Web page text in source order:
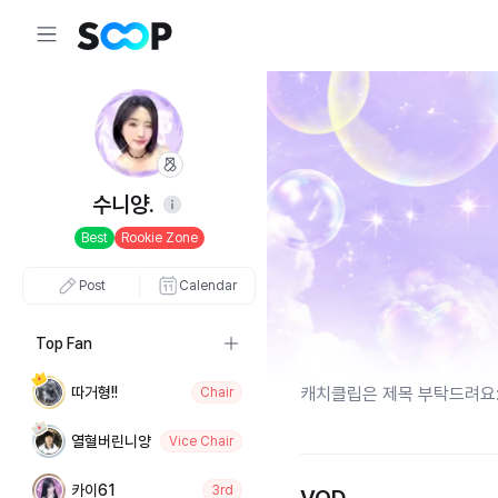
수니양.
Best Rookie Zone
Post Calendar
Top Fan
따거형!! Chair
열혈버린니양 Vice Chair
카이61 3rd
캐치클립은 제목 부탁드려